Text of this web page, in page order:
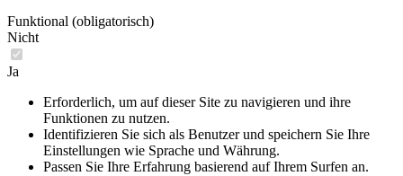
Funktional (obligatorisch)
Nicht
Ja
Erforderlich, um auf dieser Site zu navigieren und ihre
Funktionen zu nutzen.
Identifizieren Sie sich als Benutzer und speichern Sie Ihre
Einstellungen wie Sprache und Währung.
Passen Sie Ihre Erfahrung basierend auf Ihrem Surfen an.